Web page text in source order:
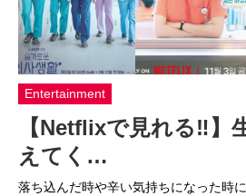
Entertainment
【Netflixで見れる‼】
えてく…
落ち込んだ時や辛い気持ちになった時